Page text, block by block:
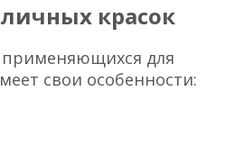
красок
применяющихся для
свои особенности: